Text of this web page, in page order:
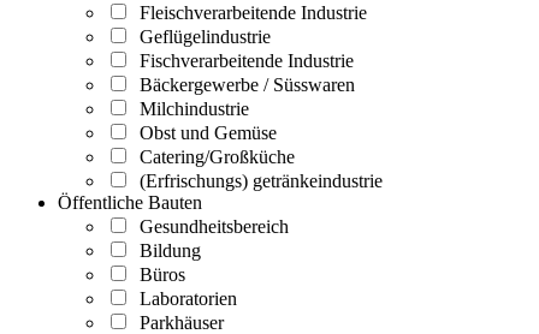
Fleischverarbeitende Industrie
Geflügelindustrie
Fischverarbeitende Industrie
Bäckergewerbe / Süsswaren
Milchindustrie
Obst und Gemüse
Catering/Großküche
(Erfrischungs) getränkeindustrie
Öffentliche Bauten
Gesundheitsbereich
Bildung
Büros
Laboratorien
Parkhäuser